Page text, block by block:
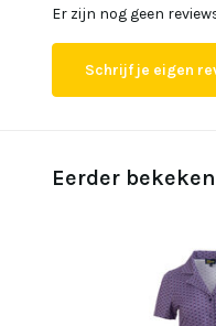
Er zijn nog geen
Schrijf je eigen
Eerder bekeken